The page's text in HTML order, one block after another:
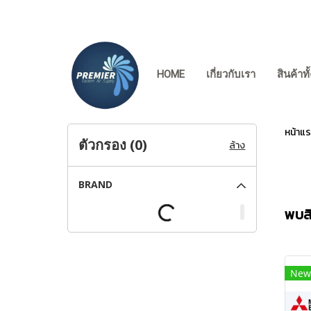
HOME เกี่ยวกับเรา สินค้า
หน้าแ
พบ
New
ตัวกรอง (0) ล้าง
BRAND